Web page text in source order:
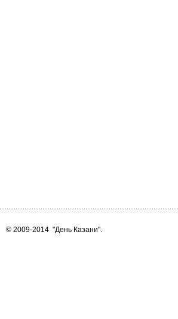
© 2009-2014 "День Казани".